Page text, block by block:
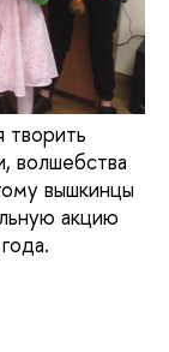
волшебства
вышкинцы
акцию